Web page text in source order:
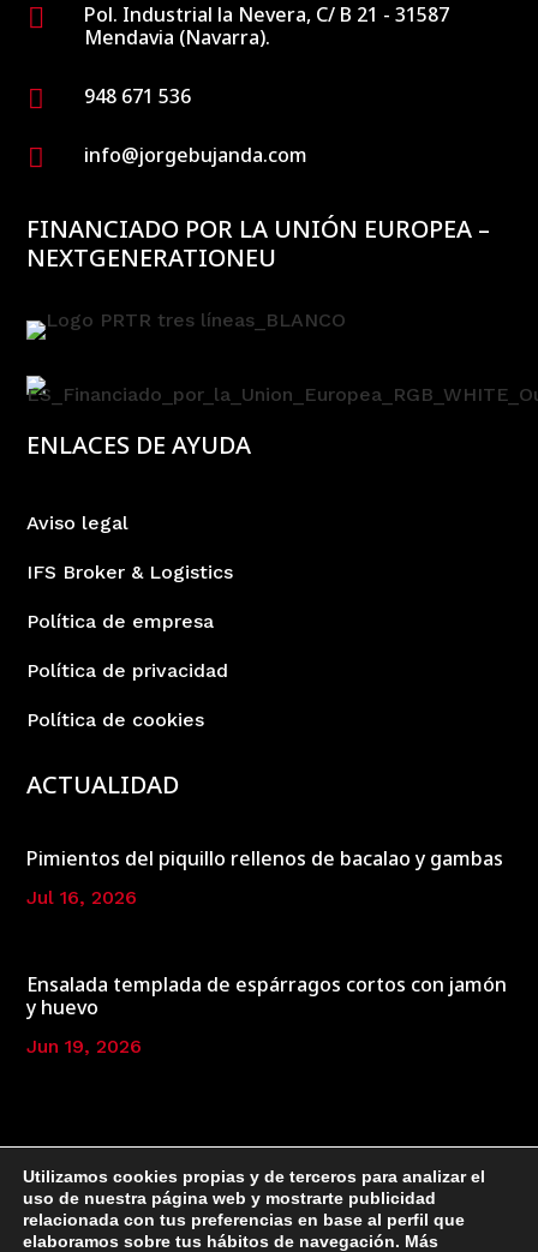

Pol. Industrial la Nevera, C/ B 21 - 31587
Mendavia (Navarra).
 948 671 536
 info@jorgebujanda.com
FINANCIADO POR LA UNIÓN EUROPEA –
NEXTGENERATIONEU
ENLACES DE AYUDA
Aviso legal
IFS Broker & Logistics
Política de empresa
Política de privacidad
Política de cookies
ACTUALIDAD
Pimientos del piquillo rellenos de bacalao y gambas
Jul 16, 2026
Ensalada templada de espárragos cortos con jamón
y huevo
Jun 19, 2026
Utilizamos cookies propias y de terceros para analizar el
uso de nuestra página web y mostrarte publicidad
relacionada con tus preferencias en base al perfil que
elaboramos sobre tus hábitos de navegación. Más